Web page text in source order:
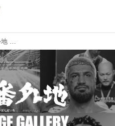
RIZIN DECADE 雷神番外地 BACKSTAGE GALLERY